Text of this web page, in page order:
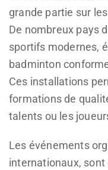
grande partie sur les
De nombreux pays
sportifs modernes,
badminton
Ces installations
formations de
talents ou les
Les événements
internationaux,